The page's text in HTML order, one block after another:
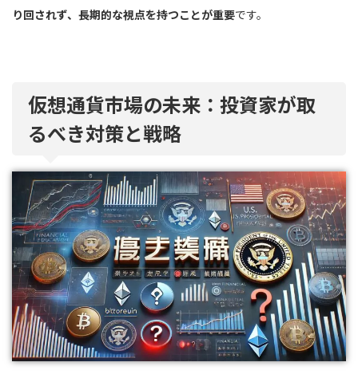
り回されず、長期的な視点を持つことが重要です。
仮想通貨市場の未来：投資家が取
るべき対策と戦略